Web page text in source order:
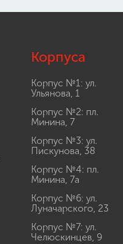
Корпуса
Корпус №1: ул.
Ульянова, 1
Корпус №2: пл.
Минина, 7
Корпус №3: ул.
Пискунова, 38
Корпус №4: пл.
Минина, 7а
Корпус №6: ул.
Луначарского, 23
Корпус №7: ул.
Челюскинцев, 9